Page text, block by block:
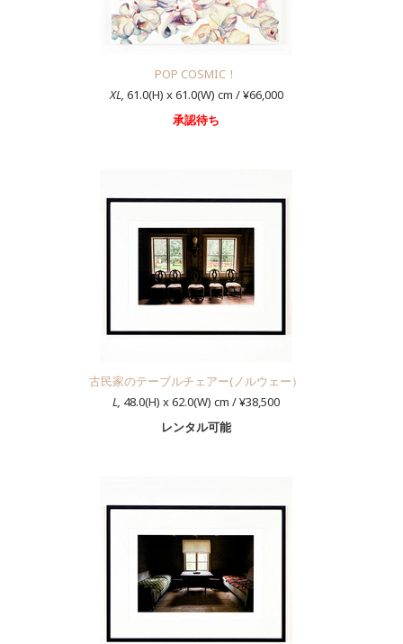
POP COSMIC！
XL, 61.0(H) x 61.0(W) cm / ¥66,000
承認待ち
古民家のテーブルチェアー(ノルウェー）
L, 48.0(H) x 62.0(W) cm / ¥38,500
レンタル可能